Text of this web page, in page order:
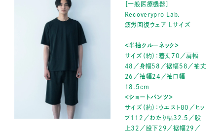
［一般医療機器］
Recoverypro Lab.
疲労回復ウェア Lサイズ
＜半袖クルーネック＞
サイズ（約）：着丈70／肩幅
48／身幅58／裾幅58／袖丈
26／袖幅24／袖口幅
18.5cm
＜ショートパンツ＞
サイズ（約）：ウエスト80／ヒッ
プ112／わたり幅32.5／股
上32／股下29／裾幅29／